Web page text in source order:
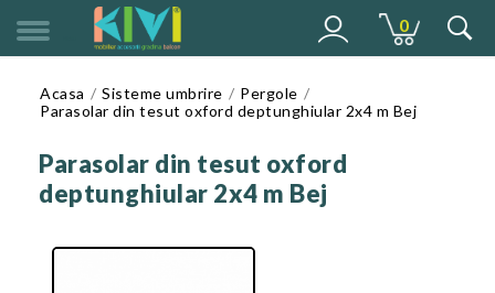
0
Acasa Sisteme umbrire
Pergole
Parasolar din tesut oxford deptunghiular 2x4 m Bej
Parasolar din tesut oxford
deptunghiular 2x4 m Bej